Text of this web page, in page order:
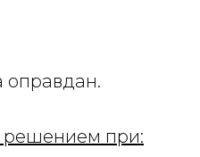
оправдан.
решением при: